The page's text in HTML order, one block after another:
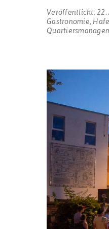
Veröffentlicht: 22.
Gastronomie